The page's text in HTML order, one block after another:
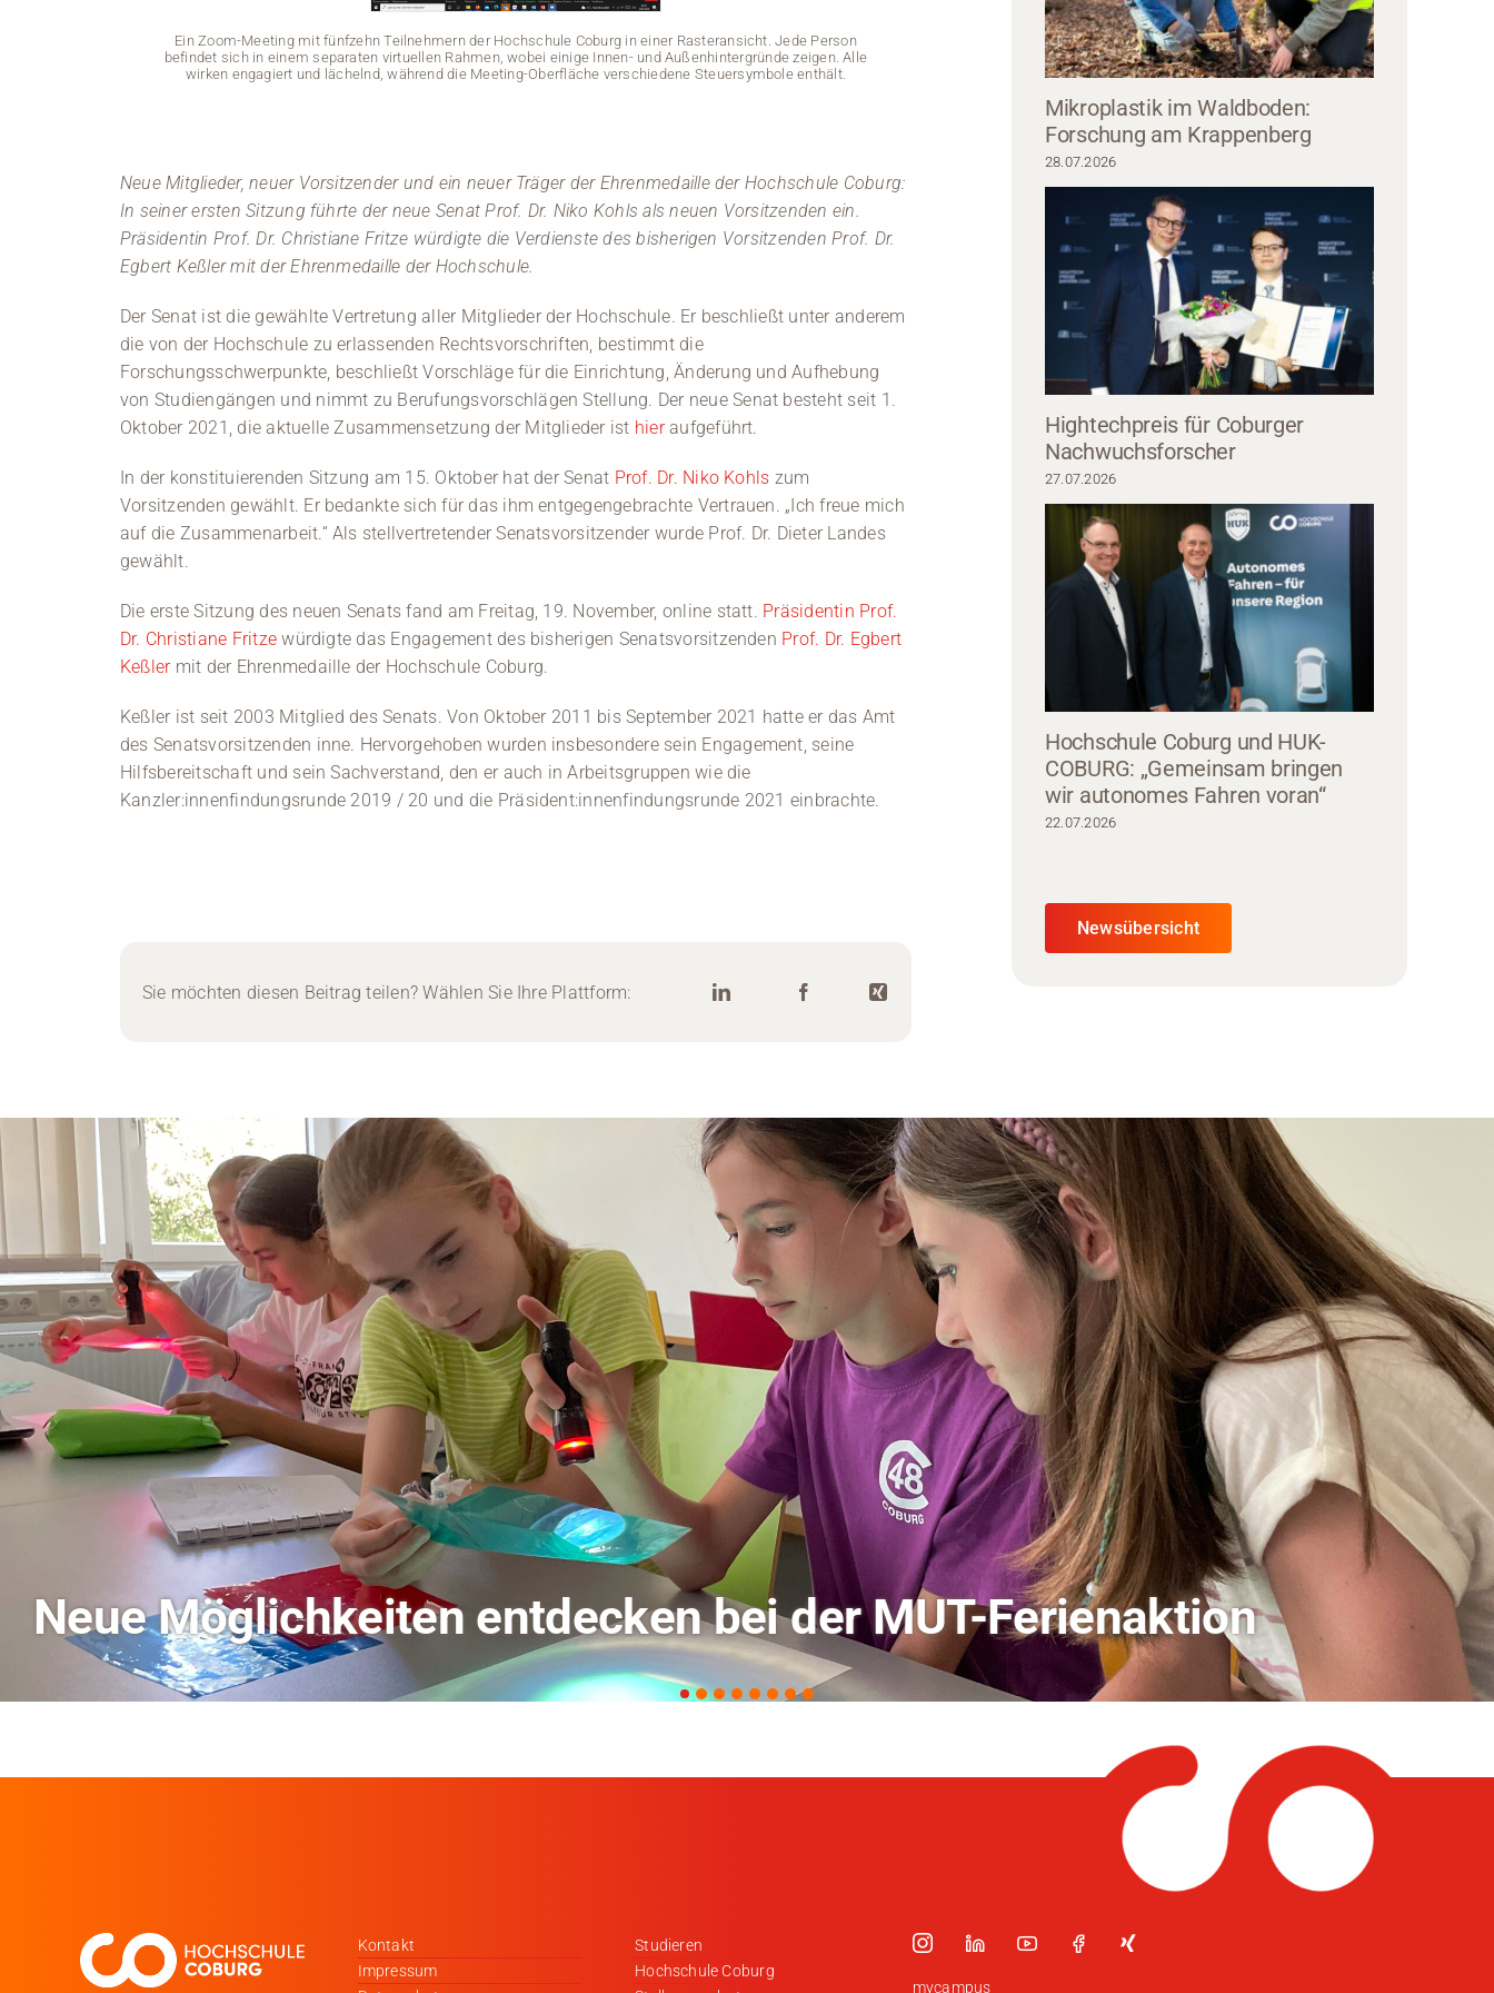
Ein Zoom-Meeting mit fünfzehn Teilnehmern der Hochschule Coburg in einer Rasteransicht. Jede Person
befindet sich in einem separaten virtuellen Rahmen, wobei einige Innen- und Außenhintergründe zeigen. Alle
wirken engagiert und lächelnd, während die Meeting-Oberfläche verschiedene Steuersymbole enthält.
Screenshot eines virtuellen Zoom-Meetings mit 18 Teilnehmern, jeder in seinem eigenen
Hintergründe zeigen Bürogebäude und Außenszenen, die an die Hochschule Coburg
Teilnehmer werden Namen angezeigt, vor dem Hintergrund der vertrauten Zoom-
Neue Mitglieder, neuer Vorsitzender und ein neuer Träger der Ehrenmedaille der Hochschule Coburg:
In seiner ersten Sitzung führte der neue Senat Prof. Dr. Niko Kohls als neuen Vorsitzenden ein.
Präsidentin Prof. Dr. Christiane Fritze würdigte die Verdienste des bisherigen Vorsitzenden Prof. Dr.
Egbert Keßler mit der Ehrenmedaille der Hochschule.
Der Senat ist die gewählte Vertretung aller Mitglieder der Hochschule. Er beschließt unter anderem
die von der Hochschule zu erlassenden Rechtsvorschriften, bestimmt die
Forschungsschwerpunkte, beschließt Vorschläge für die Einrichtung, Änderung und Aufhebung
von Studiengängen und nimmt zu Berufungsvorschlägen Stellung. Der neue Senat besteht seit 1.
Oktober 2021, die aktuelle Zusammensetzung der Mitglieder ist hieraufgeführt.
In der konstituierenden Sitzung am 15. Oktober hat der Senat Prof. Dr. Niko Kohls zum
Vorsitzenden gewählt. Er bedankte sich für das ihm entgegengebrachte Vertrauen. „Ich freue mich
auf die Zusammenarbeit.“ Als stellvertretender Senatsvorsitzender wurde Prof. Dr. Dieter Landes
gewählt.
Die erste Sitzung des neuen Senats fand am Freitag, 19. November, online statt. Präsidentin Prof.
Dr. Christiane Fritzewürdigte das Engagement des bisherigen Senatsvorsitzenden Prof. Dr. Egbert
Keßlermit der Ehrenmedaille der Hochschule Coburg.
Keßler ist seit 2003 Mitglied des Senats. Von Oktober 2011 bis September 2021 hatte er das Amt
des Senatsvorsitzenden inne. Hervorgehoben wurden insbesondere sein Engagement, seine
Hilfsbereitschaft und sein Sachverstand, den er auch in Arbeitsgruppen wie die
Kanzler:innenfindungsrunde 2019 / 20 und die Präsident:innenfindungsrunde 2021 einbrachte.
Sie möchten diesen Beitrag teilen? Wählen Sie Ihre Plattform:
Mikroplastik im Waldboden:
Forschung am Krappenberg
28.07.2026
Hightechpreis für Coburger
Nachwuchsforscher
27.07.2026
Hochschule Coburg und HUK-
COBURG: „Gemeinsam bringen
wir autonomes Fahren voran“
22.07.2026
Newsübersicht
TVO berichtet über Forschung zu KI in der Landwirtschaft
Kontakt
Impressum
Studieren
Hochschule Coburg
mycampus